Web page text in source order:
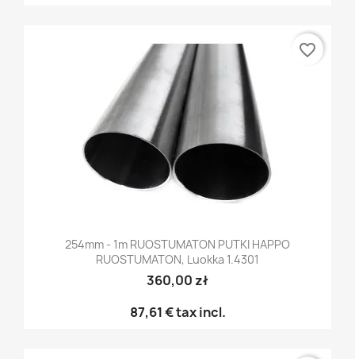
254mm - 1m RUOSTUMATON PUTKI HAPPO
RUOSTUMATON, Luokka 1.4301
360,00 zł
87,61 €tax incl.
favorite_border